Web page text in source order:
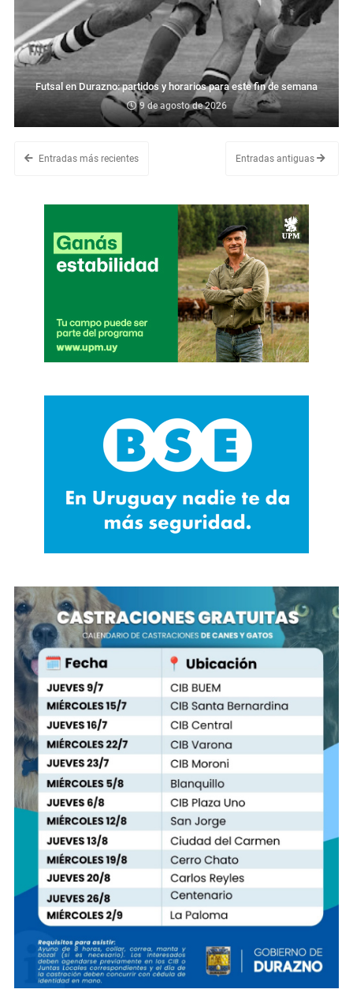
Futsal en Durazno: partidos y horarios para este fin de semana
9 de agosto de 2026
Entradas más recientes Entradas antiguas